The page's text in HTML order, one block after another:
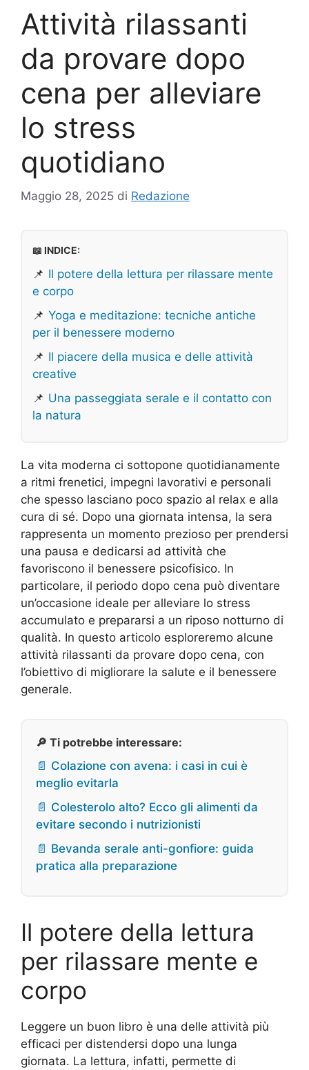
Attività rilassanti
da provare dopo
cena per alleviare
lo stress
quotidiano
Maggio 28, 2025 di Redazione
📖 INDICE:
📌 Il potere della lettura per rilassare mente
e corpo
📌 Yoga e meditazione: tecniche antiche
per il benessere moderno
📌 Il piacere della musica e delle attività
creative
📌 Una passeggiata serale e il contatto con
la natura
La vita moderna ci sottopone quotidianamente
a ritmi frenetici, impegni lavorativi e personali
che spesso lasciano poco spazio al relax e alla
cura di sé. Dopo una giornata intensa, la sera
rappresenta un momento prezioso per prendersi
una pausa e dedicarsi ad attività che
favoriscono il benessere psicofisico. In
particolare, il periodo dopo cena può diventare
un’occasione ideale per alleviare lo stress
accumulato e prepararsi a un riposo notturno di
qualità. In questo articolo esploreremo alcune
attività rilassanti da provare dopo cena, con
l’obiettivo di migliorare la salute e il benessere
generale.
🔎 Ti potrebbe interessare:
📄 Colazione con avena: i casi in cui è
meglio evitarla
📄 Colesterolo alto? Ecco gli alimenti da
evitare secondo i nutrizionisti
📄 Bevanda serale anti-gonfiore: guida
pratica alla preparazione
Il potere della lettura
per rilassare mente e
corpo
Leggere un buon libro è una delle attività più
efficaci per distendersi dopo una lunga
giornata. La lettura, infatti, permette di